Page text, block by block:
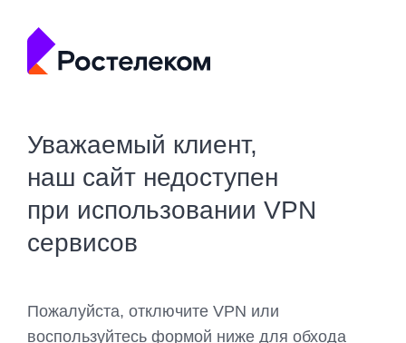
Уважаемый клиент,
наш сайт недоступен
при использовании VPN
сервисов
Пожалуйста, отключите VPN или
воспользуйтесь формой ниже для обхода